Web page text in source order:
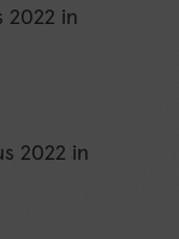
2022 in
2022 in